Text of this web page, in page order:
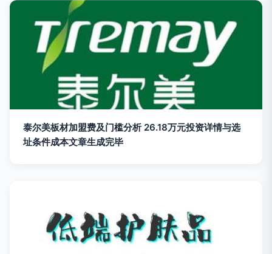
泰尔美板材加盟费及门槛分析 26.18万元投资详情与选
址条件成本文章生成完毕